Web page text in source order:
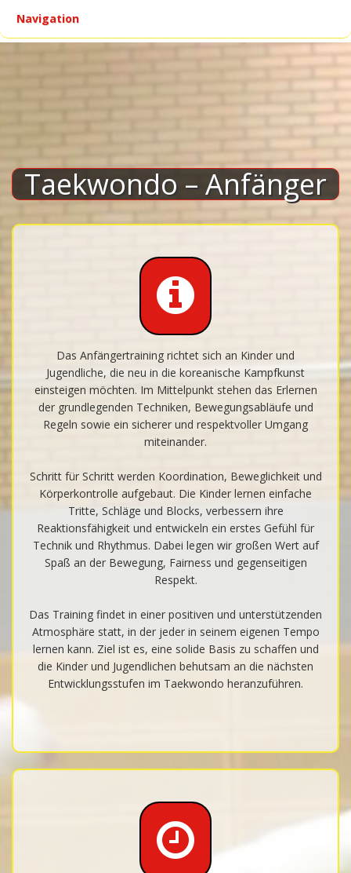
Navigation
Taekwondo – Anfänger
Das Anfängertraining richtet sich an Kinder und
Jugendliche, die neu in die koreanische Kampfkunst
einsteigen möchten. Im Mittelpunkt stehen das Erlernen
der grundlegenden Techniken, Bewegungsabläufe und
Regeln sowie ein sicherer und respektvoller Umgang
miteinander.
Schritt für Schritt werden Koordination, Beweglichkeit und
Körperkontrolle aufgebaut. Die Kinder lernen einfache
Tritte, Schläge und Blocks, verbessern ihre
Reaktionsfähigkeit und entwickeln ein erstes Gefühl für
Technik und Rhythmus. Dabei legen wir großen Wert auf
Spaß an der Bewegung, Fairness und gegenseitigen
Respekt.
Das Training findet in einer positiven und unterstützenden
Atmosphäre statt, in der jeder in seinem eigenen Tempo
lernen kann. Ziel ist es, eine solide Basis zu schaffen und
die Kinder und Jugendlichen behutsam an die nächsten
Entwicklungsstufen im Taekwondo heranzuführen.